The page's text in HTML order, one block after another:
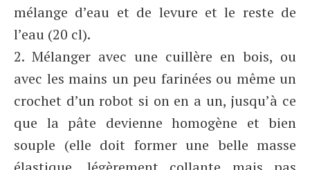
mélange d’eau et de levure et le reste de
l’eau (20 cl).
2. Mélanger avec une cuillère en bois, ou
avec les mains un peu farinées ou même un
crochet d’un robot si on en a un, jusqu’à ce
que la pâte devienne homogène et bien
souple (elle doit former une belle masse